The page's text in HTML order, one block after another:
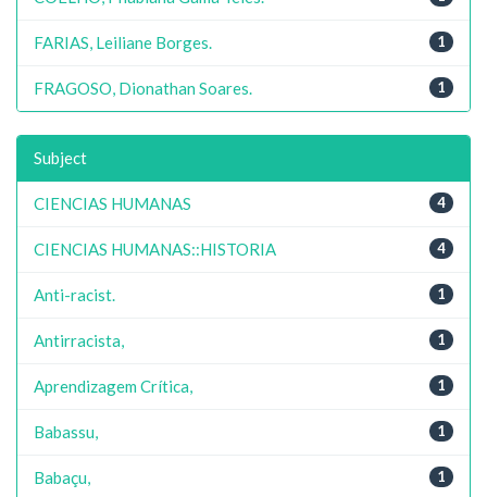
1
FARIAS, Leiliane Borges.
1
FRAGOSO, Dionathan Soares.
Subject
4
CIENCIAS HUMANAS
4
CIENCIAS HUMANAS::HISTORIA
1
Anti-racist.
1
Antirracista,
1
Aprendizagem Crítica,
1
Babassu,
1
Babaçu,